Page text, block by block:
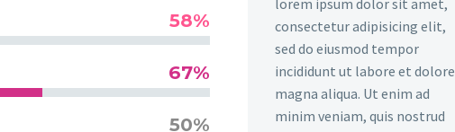
58%
67%
50%
consectetur adipisicing elit,
sed do eiusmod tempor
incididunt ut labore et dolore
magna aliqua. Ut enim ad
minim veniam, quis nostrud